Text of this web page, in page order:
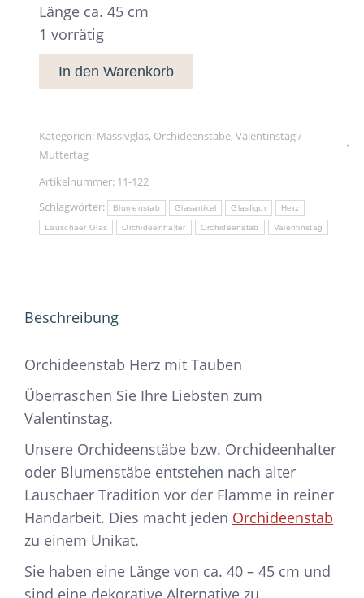
Länge ca. 45 cm
1 vorrätig
In den Warenkorb
Kategorien: Massivglas, Orchideenstäbe, Valentinstag /
Muttertag
Artikelnummer: 11-122
Schlagwörter:
Blumenstab Glasartikel Glasfigur Herz
Lauschaer Glas Orchideenhalter Orchideenstab Valentinstag
Beschreibung
Orchideenstab Herz mit Tauben
Überraschen Sie Ihre Liebsten zum
Valentinstag.
Unsere Orchideenstäbe bzw. Orchideenhalter
oder Blumenstäbe entstehen nach alter
Lauschaer Tradition vor der Flamme in reiner
Handarbeit. Dies macht jeden Orchideenstab
zu einem Unikat.
Sie haben eine Länge von ca. 40 – 45 cm und
sind eine dekorative Alternative zu